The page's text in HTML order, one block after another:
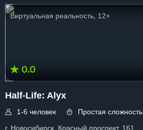
Виртуальная реальность, 12+
0.0
Half-Life: Alyx
1-6 человек
Простая сложность
г. Новосибирск, Красный проспект, 161